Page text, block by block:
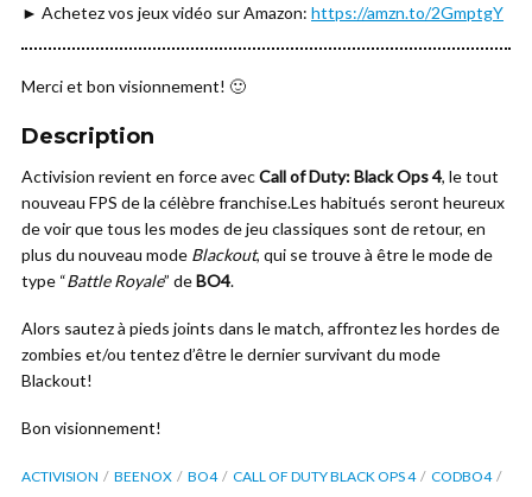
► Achetez vos jeux vidéo sur Amazon: https://amzn.to/2GmptgY
Merci et bon visionnement! 🙂
Description
Activision revient en force avecCall of Duty: Black Ops 4, le tout
nouveau FPS de la célèbre franchise.Les habitués seront heureux
de voir que tous les modes de jeu classiques sont de retour, en
plus du nouveau mode Blackout, qui se trouve à être le mode de
type “Battle Royale” deBO4.
Alors sautez à pieds joints dans le match, affrontez les hordes de
zombies et/ou tentez d’être le dernier survivant du mode
Blackout!
Bon visionnement!
ACTIVISION BEENOX BO4 CALL OF DUTY BLACK OPS 4
CODBO4